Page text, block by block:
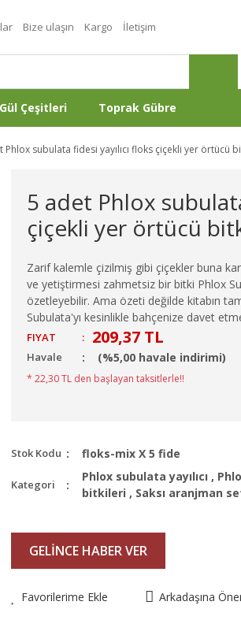
Bize ulaşın Kargo İletişim
Gül Çeşitleri Toprak Gübre
Phlox subulata fidesi yayılıcı floks çiçekli yer örtücü
5 adet Phlox
çiçekli yer örtücü
Zarif kalemle çizilmiş gibi çiçekler buna
ve yetiştirmesi zahmetsiz bir bitki Phlox
özetleyebilir. Ama özeti değilde kitabın
Subulata'yı kesinlikle bahçenize davet
FIYAT : 209,37 TL
Havale (%5,00 havale indirimi)
* 22,30 TL den başlayan taksitlerle!!
Stok Kodu floks-mix X 5 fide
Kategori
Phlox subulata yayılıcı ,
bitkileri , Saksı aranjman
GELİNCE HABER VER
Favorilerime Ekle Arkadaşına